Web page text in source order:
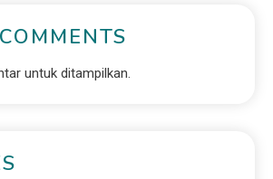
untuk ditampilkan.